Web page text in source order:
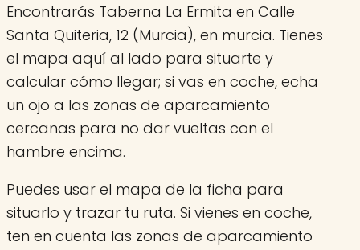
Encontrarás Taberna La Ermita en Calle
Santa Quiteria, 12 (Murcia), en murcia. Tienes
el mapa aquí al lado para situarte y
calcular cómo llegar; si vas en coche, echa
un ojo a las zonas de aparcamiento
cercanas para no dar vueltas con el
hambre encima.
Puedes usar el mapa de la ficha para
situarlo y trazar tu ruta. Si vienes en coche,
ten en cuenta las zonas de aparcamiento